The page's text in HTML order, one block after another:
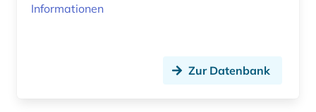
ethik (8)
Informationen
Zur Datenbank